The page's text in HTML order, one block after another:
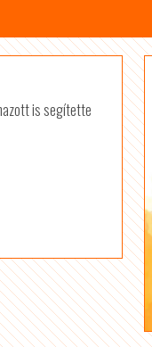
is segítette